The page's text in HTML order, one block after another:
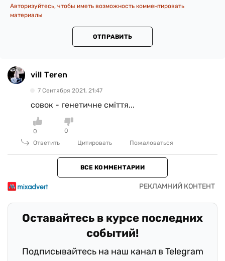
Авторизуйтесь, чтобы иметь возможность комментировать
материалы
ОТПРАВИТЬ
vill Teren
7 Сентября 2021, 21:47
совок - генетичне сміття...
0
0
Ответить
Цитировать Пожаловаться
ВСЕ КОММЕНТАРИИ
Оставайтесь в курсе последних
событий!
Подписывайтесь на наш канал в Telegram